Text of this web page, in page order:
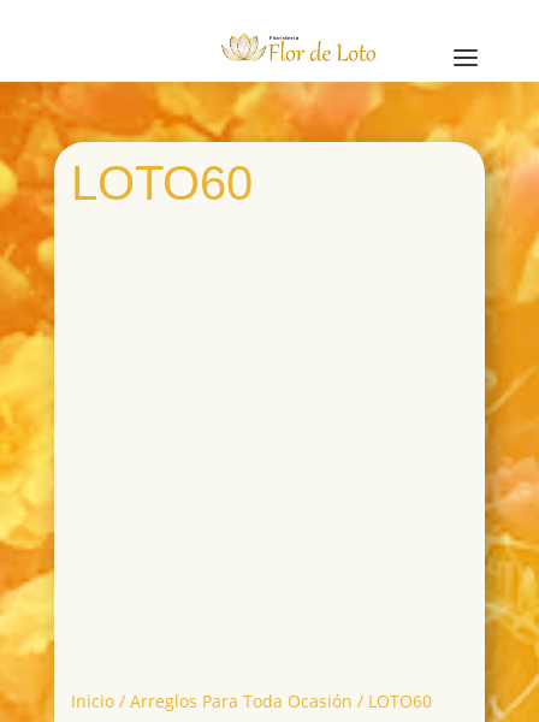
a
LOTO60
Inicio/ Arreglos Para Toda Ocasión / LOTO60